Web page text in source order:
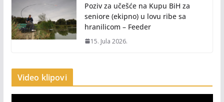
Poziv za učešće na Kupu BiH za
seniore (ekipno) u lovu ribe sa
hranilicom – Feeder
15. Jula 2026.
Video klipovi